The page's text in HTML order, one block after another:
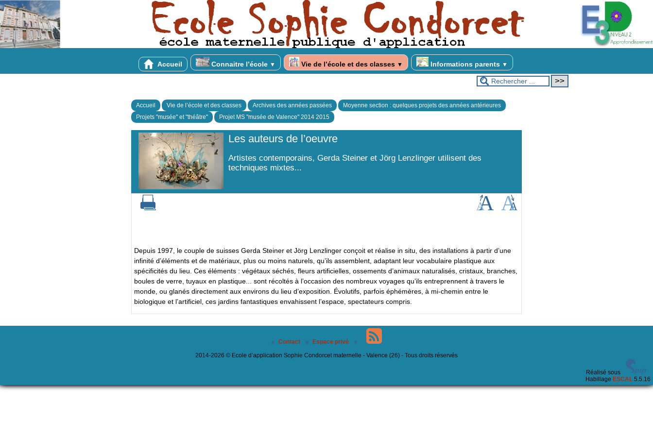
Accueil Connaitre l’école ▼ Vie de l’école et des classes ▼ Informations parents ▼
Accueil Vie de l’école et des classes Archives des années passées
Moyenne section : quelques projets des années antérieures
Projets "musée" et "théâtre"
Projet MS "musée de Valence" 2014 2015
Les auteurs de l’oeuvre
Artistes contemporains, Gerda Steiner et Jörg Lenzlinger utilisent des
techniques mixtes...
Depuis 1997, le couple de suisses Gerda Steiner et Jörg Lenzlinger conçoit et réalise in situ, des installations à partir d’une
infinité d’éléments et de matériaux, plus ou moins naturels, qu’ils assemblent, adaptant leur vocabulaire plastique aux
spécificités du lieu. Ces éléments : végétaux séchés, fleurs artificielles, ossements d’animaux naturalisés, cristaux, branches,
boules de verre, tuyaux en plastique... sont récoltés à l’occasion des nombreux voyages qu’ils entreprennent à travers le
monde, ou glanés directement aux environs du lieu d’exposition. Évolutifs, parfois éphémères, à mi-chemin entre le
biologique et l’artificiel, ces jardins fantastiques envahissent l’espace, spectateurs compris.
Contact
Espace privé
2014-2026 © Ecole d’application Sophie Condorcet maternelle - Valence (26) - Tous droits réservés
Réalisé sous
Habillage ESCAL 5.5.16